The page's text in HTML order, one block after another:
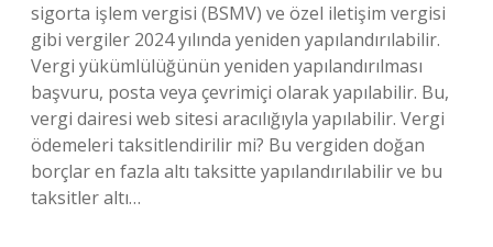
sigorta işlem vergisi (BSMV) ve özel iletişim vergisi
gibi vergiler 2024 yılında yeniden yapılandırılabilir.
Vergi yükümlülüğünün yeniden yapılandırılması
başvuru, posta veya çevrimiçi olarak yapılabilir. Bu,
vergi dairesi web sitesi aracılığıyla yapılabilir. Vergi
ödemeleri taksitlendirilir mi? Bu vergiden doğan
borçlar en fazla altı taksitte yapılandırılabilir ve bu
taksitler altı…